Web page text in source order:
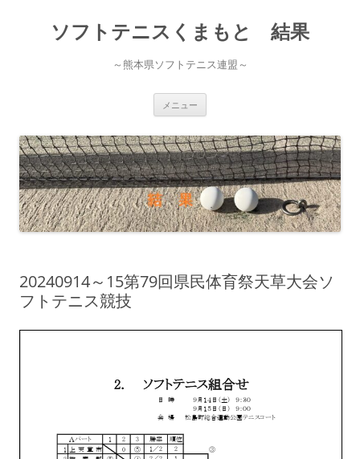
ソフトテニスくまもと 結果
～熊本県ソフトテニス連盟～
メニュー
ン
ツ
へ
ス
キ
ッ
プ
20240914～15第79回県民体育祭天草大会ソ
フトテニス競技